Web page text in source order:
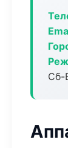
Сб-